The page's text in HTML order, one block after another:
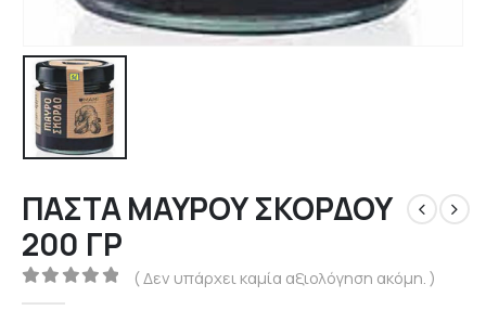
ΠΑΣΤΑ ΜΑΥΡΟΥ ΣΚΟΡΔΟΥ
200 ΓΡ
0out of 5
( Δεν υπάρχει καμία αξιολόγηση ακόμη. )